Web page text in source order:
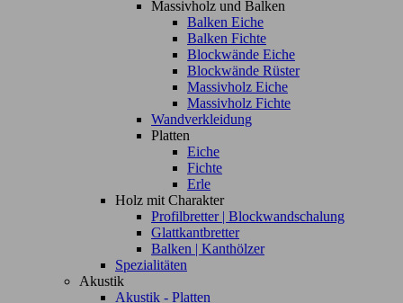
Massivholz und Balken
Balken Eiche
Balken Fichte
Blockwände Eiche
Blockwände Rüster
Massivholz Eiche
Massivholz Fichte
Wandverkleidung
Platten
Eiche
Fichte
Erle
Holz mit Charakter
Profilbretter | Blockwandschalung
Glattkantbretter
Balken | Kanthölzer
Spezialitäten
Akustik
Akustik - Platten